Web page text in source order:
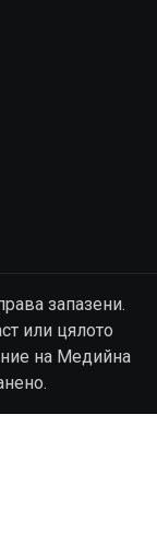
запазени.
или цялото
на Медийна